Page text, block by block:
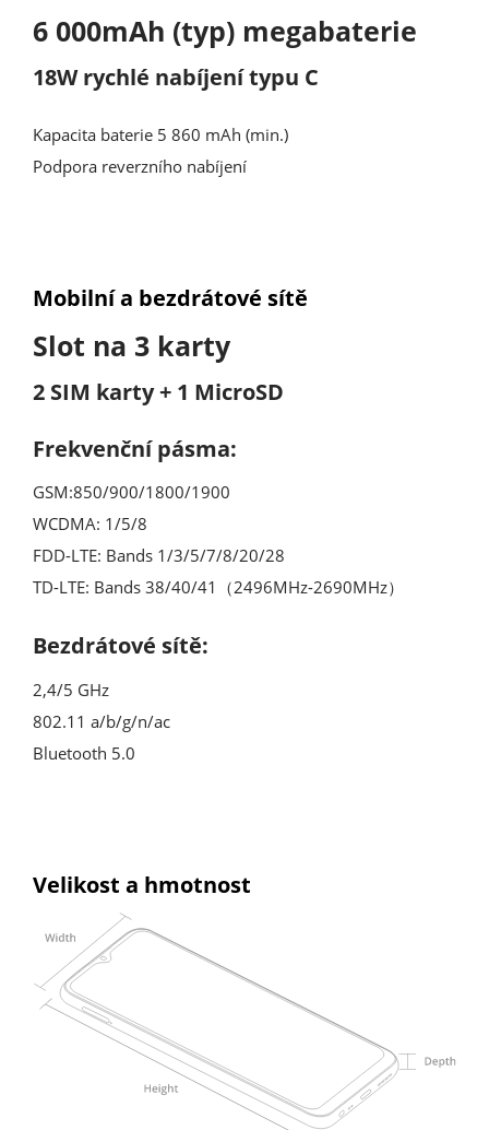
6 000mAh (typ) megabaterie
18W rychlé nabíjení typu C
Kapacita baterie 5 860 mAh (min.)
Podpora reverzního nabíjení
Mobilní a bezdrátové sítě
Slot na 3 karty
2 SIM karty + 1 MicroSD
Frekvenční pásma:
GSM:850/900/1800/1900
WCDMA: 1/5/8
FDD-LTE: Bands 1/3/5/7/8/20/28
TD-LTE: Bands 38/40/41（2496MHz-2690MHz）
Bezdrátové sítě:
2,4/5 GHz
802.11 a/b/g/n/ac
Bluetooth 5.0
Velikost a hmotnost